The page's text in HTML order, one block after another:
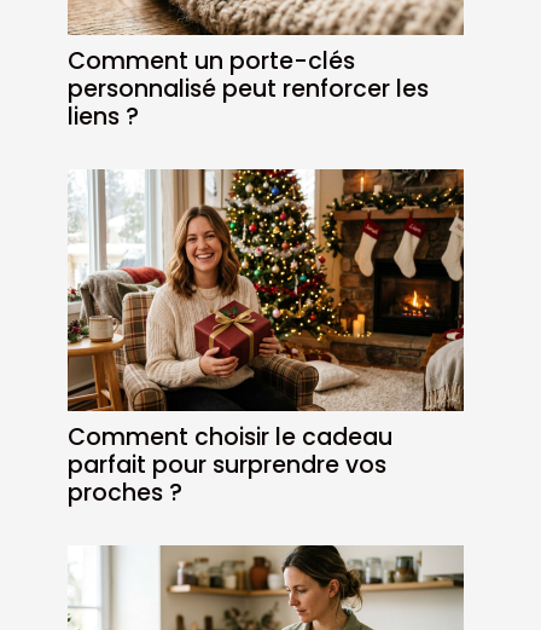
Comment un porte-clés
personnalisé peut renforcer les
liens ?
Comment choisir le cadeau
parfait pour surprendre vos
proches ?